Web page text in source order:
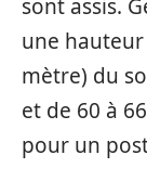
sont assis.
une hauteur
mètre) du
et de 60 à
pour un